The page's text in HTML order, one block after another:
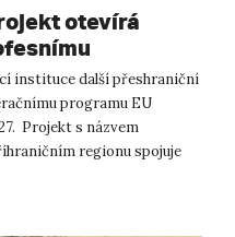
otevírá
instituce další přeshraniční
programu EU
Projekt s názvem
regionu spojuje